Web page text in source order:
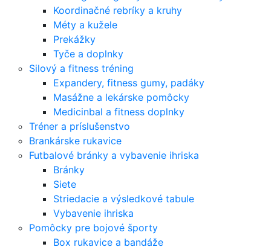
Koordinačné rebríky a kruhy
Méty a kužele
Prekážky
Tyče a doplnky
Silový a fitness tréning
Expandery, fitness gumy, padáky
Masážne a lekárske pomôcky
Medicinbal a fitness doplnky
Tréner a príslušenstvo
Brankárske rukavice
Futbalové bránky a vybavenie ihriska
Bránky
Siete
Striedacie a výsledkové tabule
Vybavenie ihriska
Pomôcky pre bojové športy
Box rukavice a bandáže